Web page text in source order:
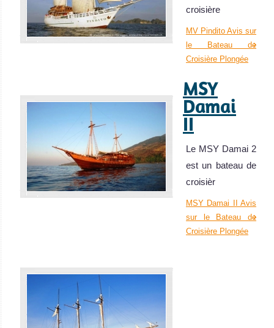
croisière
MV Pindito Avis sur
le Bateau de
Croisière Plongée
MSY
Damai
II
Le MSY Damai 2
est un bateau de
croisièr
MSY Damai II Avis
sur le Bateau de
Croisière Plongée